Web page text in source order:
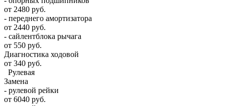
от 2480 руб.
- переднего амортизатора
от 2440 руб.
- сайлентблока рычага
от 550 руб.
Диагностика ходовой
от 340 руб.
Рулевая
Замена
- рулевой рейки
от 6040 руб.